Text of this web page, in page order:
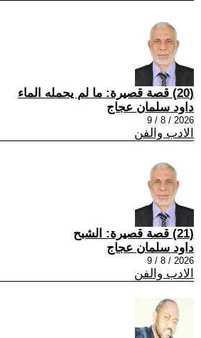
(20) قصة قصيرة: ما لم يحمله الماء
داود سلمان عجاج
2026 / 8 / 9
الادب والفن
(21) قصة قصيرة: الشبح
داود سلمان عجاج
2026 / 8 / 9
الادب والفن